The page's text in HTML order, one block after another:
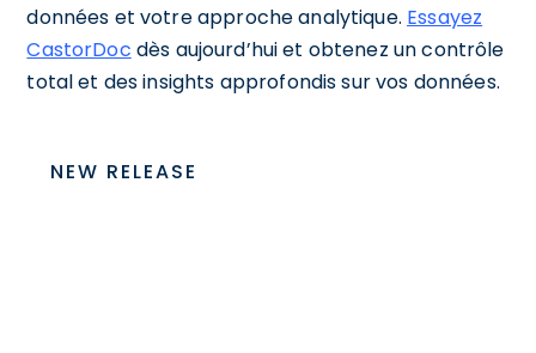
données et votre approche analytique. Essayez
CastorDoc dès aujourd’hui et obtenez un contrôle
total et des insights approfondis sur vos données.
NEW RELEASE